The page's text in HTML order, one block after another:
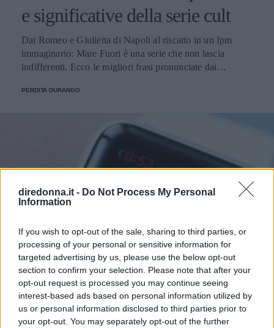
diredonna.it - Do Not Process My Personal
Information
If you wish to opt-out of the sale, sharing to third parties, or
processing of your personal or sensitive information for
targeted advertising by us, please use the below opt-out
section to confirm your selection. Please note that after your
opt-out request is processed you may continue seeing
interest-based ads based on personal information utilized by
us or personal information disclosed to third parties prior to
your opt-out. You may separately opt-out of the further
e significative della serie cult
Dai Romeo e Giulietta di Napoli al riscatto in un Ipm
immaginario: Mare Fuori è una serie che non lascia
indifferenti. Ecco le migliori frasi pronunciate dai
PERDITA DURANGO